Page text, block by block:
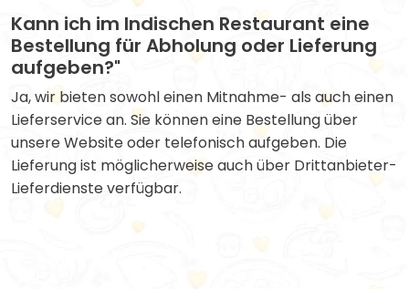
Kann ich im Indischen Restaurant eine
Bestellung für Abholung oder Lieferung
aufgeben?"
Ja, wir bieten sowohl einen Mitnahme- als auch einen
Lieferservice an. Sie können eine Bestellung über
unsere Website oder telefonisch aufgeben. Die
Lieferung ist möglicherweise auch über Drittanbieter-
Lieferdienste verfügbar.